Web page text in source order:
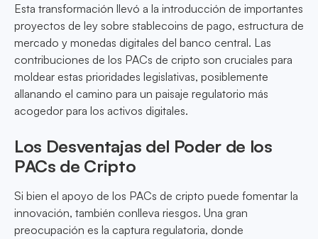
Esta transformación llevó a la introducción de importantes
proyectos de ley sobre stablecoins de pago, estructura de
mercado y monedas digitales del banco central. Las
contribuciones de los PACs de cripto son cruciales para
moldear estas prioridades legislativas, posiblemente
allanando el camino para un paisaje regulatorio más
acogedor para los activos digitales.
Los Desventajas del Poder de los
PACs de Cripto
Si bien el apoyo de los PACs de cripto puede fomentar la
innovación, también conlleva riesgos. Una gran
preocupación es la captura regulatoria, donde